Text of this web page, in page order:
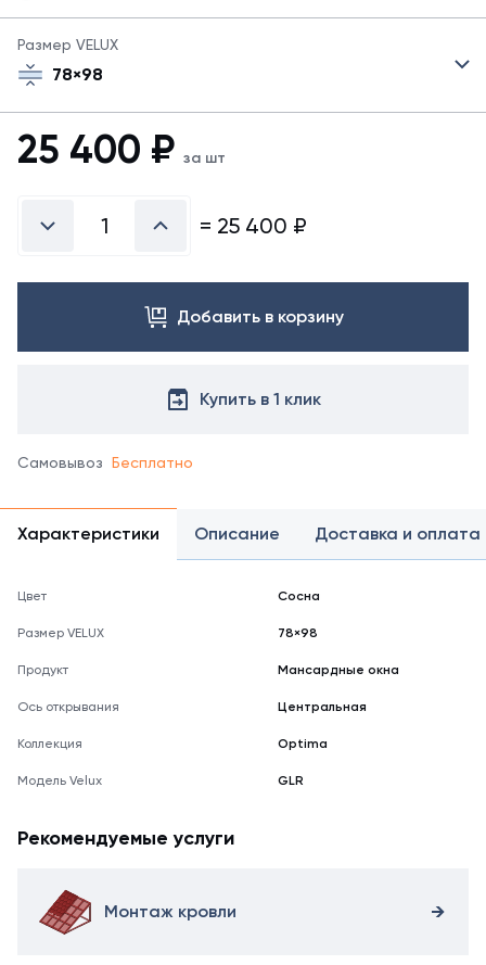
Размер VELUX
78×98
25 400 ₽ за шт
= 25 400 ₽
Добавить в корзину
Купить в 1 клик
Самовывоз Бесплатно
Характеристики Описание Доставка и оплата
Цвет Сосна
Размер VELUX 78×98
Продукт Мансардные окна
Ось открывания Центральная
Коллекция Optima
Модель Velux GLR
Рекомендуемые услуги
Монтаж кровли